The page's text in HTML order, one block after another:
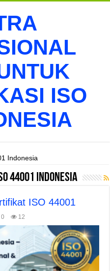
Indonesia
44001 Indonesia
ISO 44001
0 12